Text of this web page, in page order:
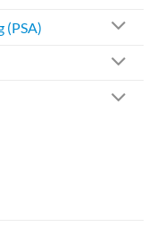
(PSA)